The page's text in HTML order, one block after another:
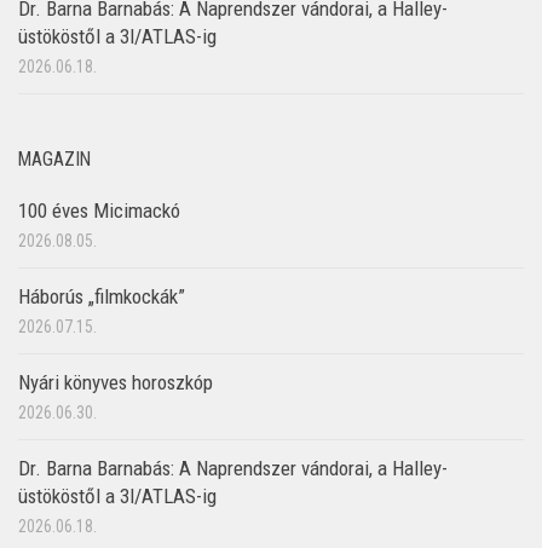
Dr. Barna Barnabás: A Naprendszer vándorai, a Halley-
üstököstől a 3I/ATLAS-ig
2026.06.18.
MAGAZIN
100 éves Micimackó
2026.08.05.
Háborús „filmkockák”
2026.07.15.
Nyári könyves horoszkóp
2026.06.30.
Dr. Barna Barnabás: A Naprendszer vándorai, a Halley-
üstököstől a 3I/ATLAS-ig
2026.06.18.